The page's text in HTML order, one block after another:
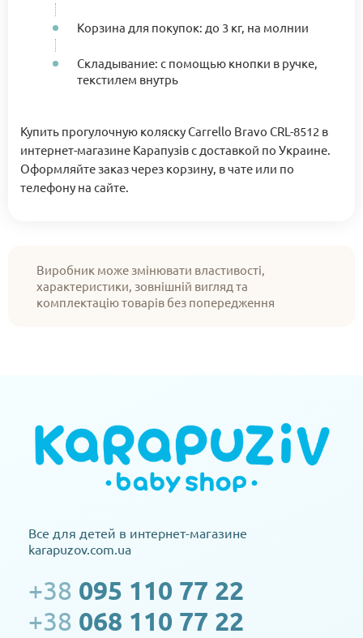
Корзина для покупок: до 3 кг, на молнии
Складывание: с помощью кнопки в ручке,
текстилем внутрь
Купить прогулочную коляску Carrello Bravo CRL-8512 в
интернет-магазине Карапузів с доставкой по Украине.
Оформляйте заказ через корзину, в чате или по
телефону на сайте.
Виробник може змінювати властивості,
характеристики, зовнішній вигляд та
комплектацію товарів без попередження
Все для детей в интернет-магазине
karapuzov.com.ua
+38 095 110 77 22
+38 068 110 77 22